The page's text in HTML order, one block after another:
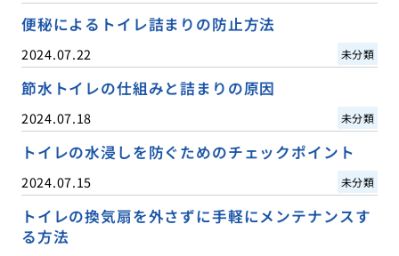
便秘によるトイレ詰まりの防止方法
2024.07.22 未分類
節水トイレの仕組みと詰まりの原因
2024.07.18 未分類
トイレの水浸しを防ぐためのチェックポイント
2024.07.15 未分類
トイレの換気扇を外さずに手軽にメンテナンスす
る方法